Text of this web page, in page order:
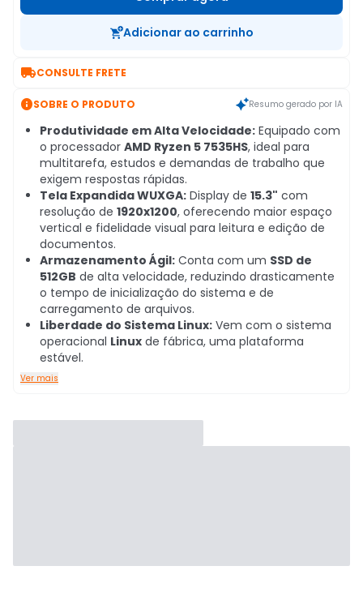
Adicionar ao carrinho
CONSULTE FRETE
SOBRE O PRODUTO Resumo gerado por IA
Produtividade em Alta Velocidade: Equipado com
o processador AMD Ryzen 5 7535HS, ideal para
multitarefa, estudos e demandas de trabalho que
exigem respostas rápidas.
Tela Expandida WUXGA: Display de 15.3" com
resolução de 1920x1200, oferecendo maior espaço
vertical e fidelidade visual para leitura e edição de
documentos.
Armazenamento Ágil: Conta com um SSD de
512GB de alta velocidade, reduzindo drasticamente
o tempo de inicialização do sistema e de
carregamento de arquivos.
Liberdade do Sistema Linux: Vem com o sistema
operacional Linux de fábrica, uma plataforma
estável.
Ver mais